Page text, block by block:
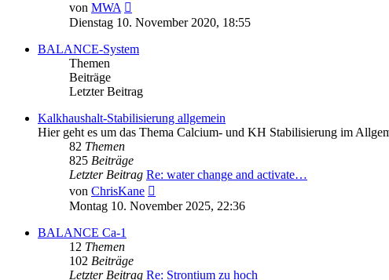
von MWA
Beitrag
Dienstag 10. November 2020, 18:55
BALANCE-System
Themen
Beiträge
Letzter Beitrag
Kalkhaushalt-Stabilisierung allgemein
Hier geht es um das Thema Calcium- und KH Stabilisierung im
82 Themen
825 Beiträge
Letzter Beitrag Re: water change and activate…
von ChrisKane
Beitrag
Montag 10. November 2025, 22:36
BALANCE Ca-1
12 Themen
102 Beiträge
Letzter Beitrag Re: Strontium zu hoch